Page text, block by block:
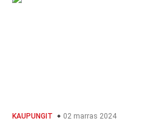
KAUPUNGIT 02 marras 2024